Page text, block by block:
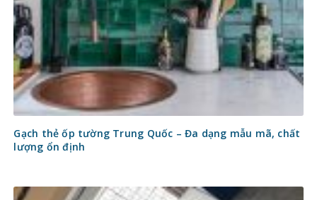
Gạch thẻ ốp tường Trung Quốc – Đa dạng mẫu mã, chất
lượng ổn định